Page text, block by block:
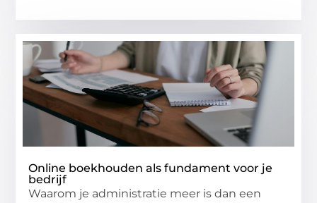
Online boekhouden als fundament voor je
bedrijf
Waarom je administratie meer is dan een